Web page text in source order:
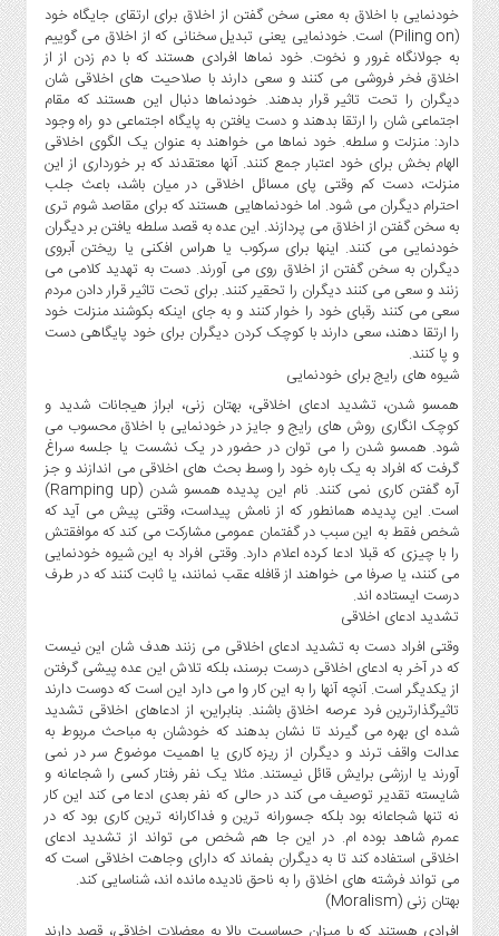
خودنمایی با اخلاق به معنی سخن گفتن از اخلاق برای ارتقای جایگاه خود
(Piling on) است. خودنمایی یعنی تبدیل سخنانی که از اخلاق می گوییم
به جولانگاه غرور و نخوت. خود نماها افرادی هستند که با دم زدن از از
اخلاق فخر فروشی می کنند و سعی دارند با صلاحیت های اخلاقی شان
دیگران را تحت تاثیر قرار بدهند. خودنماها دنبال این هستند که مقام
اجتماعی شان را ارتقا بدهند و دست یافتن به پایگاه اجتماعی دو راه وجود
دارد: منزلت و سلطه. خود نماها می خواهند به عنوان یک الگوی اخلاقی
الهام بخش برای خود اعتبار جمع کنند. آنها معتقدند که بر خورداری از این
منزلت، دست کم وقتی پای مسائل اخلاقی در میان باشد، باعث جلب
احترام دیگران می شود. اما خودنماهایی هستند که برای مقاصد شوم تری
به سخن گفتن از اخلاق می پردازند. این عده به قصد سلطه یافتن بر دیگران
خودنمایی می کنند. اینها برای سرکوب یا هراس افکنی یا ریختن آبروی
دیگران به سخن گفتن از اخلاق روی می آورند. دست به تهدید کلامی می
زنند و سعی می کنند دیگران را تحقیر کنند. برای تحت تاثیر قرار دادن مردم
سعی می کنند رقبای خود را خوار کنند و به جای اینکه بکوشند منزلت خود
را ارتقا دهند، سعی دارند با کوچک کردن دیگران برای خود پایگاهی دست
و پا کنند.
شیوه های رایج برای خودنمایی
همسو شدن، تشدید ادعای اخلاقی، بهتان زنی، ابراز هیجانات شدید و
کوچک انگاری روش های رایج و جایز در خودنمایی با اخلاق محسوب می
شود. همسو شدن را می توان در حضور در یک نشست یا جلسه سراغ
گرفت که افراد به یک باره خود را وسط بحث های اخلاقی می اندازند و جز
آره گفتن کاری نمی کنند. نام این پدیده همسو شدن (Ramping up)
است. این پدیده، همانطور که از نامش پیداست، وقتی پیش می آید که
شخص فقط به این سبب در گفتمان عمومی مشارکت می کند که موافقتش
را با چیزی که قبلا ادعا کرده اعلام دارد. وقتی افراد به این شیوه خودنمایی
می کنند، یا صرفا می خواهند از قافله عقب نمانند، یا ثابت کنند که در طرف
درست ایستاده اند.
تشدید ادعای اخلاقی
وقتی افراد دست به تشدید ادعای اخلاقی می زنند هدف شان این نیست
که در آخر به ادعای اخلاقی درست برسند، بلکه تلاش این عده پیشی گرفتن
از یکدیگر است. آنچه آنها را به این کار وا می دارد این است که دوست دارند
تاثیرگذارترین فرد عرصه اخلاق باشند. بنابراین، از ادعاهای اخلاقی تشدید
شده ای بهره می گیرند تا نشان بدهند که خودشان به مباحث مربوط به
عدالت واقف ترند و دیگران از ریزه کاری یا اهمیت موضوع سر در نمی
آورند یا ارزشی برایش قائل نیستند. مثلا یک نفر رفتار کسی را شجاعانه و
شایسته تقدیر توصیف می کند در حالی که نفر بعدی ادعا می کند این کار
نه تنها شجاعانه بود بلکه جسورانه ترین و فداکارانه ترین کاری بود که در
عمرم شاهد بوده ام. در این جا هم شخص می تواند از تشدید ادعای
اخلاقی استفاده کند تا به دیگران بفماند که دارای وجاهت اخلاقی است که
می تواند فرشته های اخلاق را به ناحق نادیده مانده اند، شناسایی کند.
بهتان زنی (Moralism)